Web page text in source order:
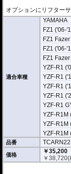
オプションにリフター
適合車種
YAMAHA
FZ1 ('06-
FZ1
FZ1 ('06-
FZ1
YZF-R1
YZF-R1
YZF-R1
YZF-R1
YZF-R1
YZF-R1M
YZF-R1M
YZF-R1M
品番
価格
￥35,200
￥38,720(